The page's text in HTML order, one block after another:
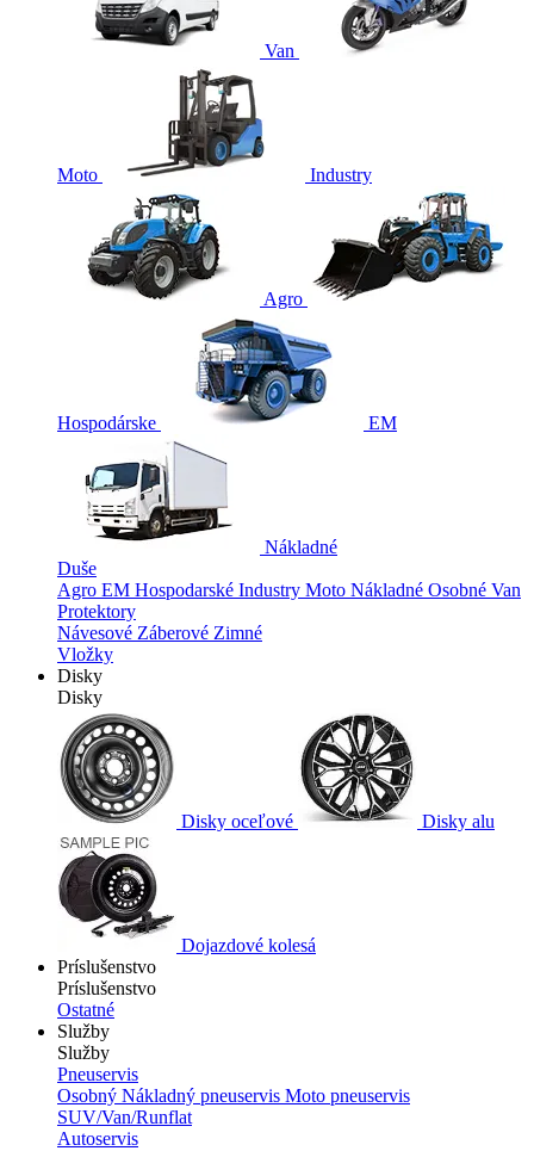
Van
Moto Industry
Agro
Hospodárske EM
Nákladné
Duše
Agro EM Hospodarské Industry Moto Nákladné Osobné Van
Protektory
Návesové Záberové Zimné
Vložky
Disky
Disky
Disky oceľové Disky alu
Dojazdové kolesá
Príslušenstvo
Príslušenstvo
Ostatné
Služby
Služby
Pneuservis
Osobný Nákladný pneuservis Moto pneuservis
SUV/Van/Runflat
Autoservis